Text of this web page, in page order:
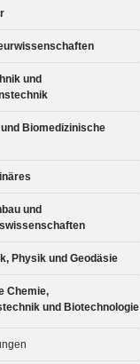
und
Biomedizinische
und
Physik und Geodäsie
Chemie,
und Biotechnologie